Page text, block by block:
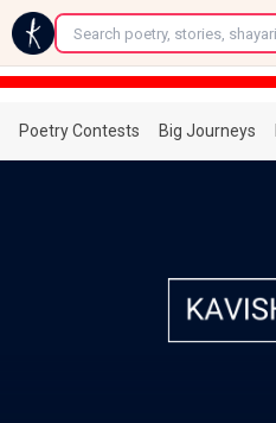
←
Poetry Contests Big Journeys